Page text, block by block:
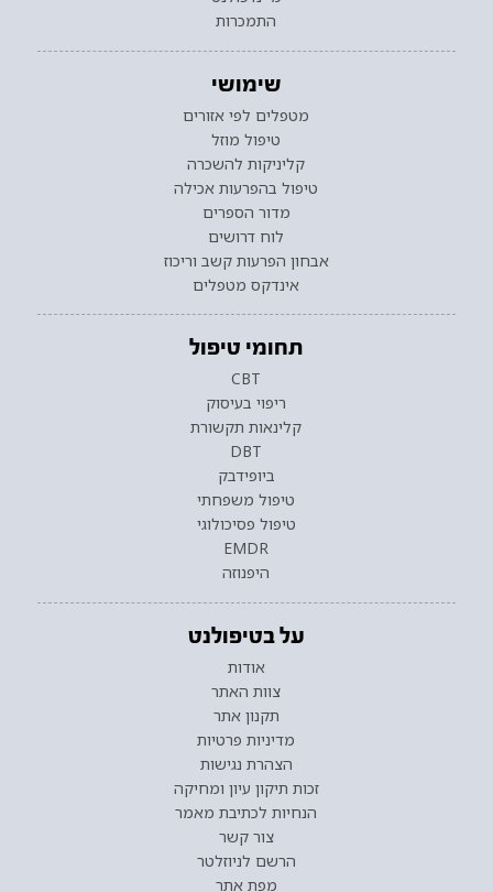
התמכרות
שימושי
מטפלים לפי אזורים
טיפול מוזל
קליניקות להשכרה
טיפול בהפרעות אכילה
מדור הספרים
לוח דרושים
אבחון הפרעות קשב וריכוז
אינדקס מטפלים
תחומי טיפול
CBT
ריפוי בעיסוק
קלינאות תקשורת
DBT
ביופידבק
טיפול משפחתי
טיפול פסיכולוגי
EMDR
היפנוזה
על בטיפולנט
אודות
צוות האתר
תקנון אתר
מדיניות פרטיות
הצהרת נגישות
זכות תיקון עיון ומחיקה
הנחיות לכתיבת מאמר
צור קשר
הרשם לניוזלטר
מפת אתר